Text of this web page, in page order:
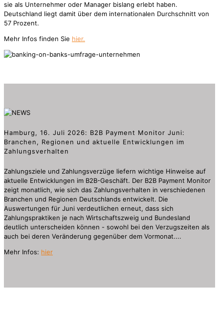
sie als Unternehmer oder Manager bislang erlebt haben.
Deutschland liegt damit über dem internationalen Durchschnitt von
57 Prozent.
Mehr Infos finden Sie hier.
Hamburg, 16. Juli 2026: B2B Payment Monitor Juni:
Branchen, Regionen und aktuelle Entwicklungen im
Zahlungsverhalten
Zahlungsziele und Zahlungsverzüge liefern wichtige Hinweise auf
aktuelle Entwicklungen im B2B-Geschäft. Der B2B Payment Monitor
zeigt monatlich, wie sich das Zahlungsverhalten in verschiedenen
Branchen und Regionen Deutschlands entwickelt. Die
Auswertungen für Juni verdeutlichen erneut, dass sich
Zahlungspraktiken je nach Wirtschaftszweig und Bundesland
deutlich unterscheiden können - sowohl bei den Verzugszeiten als
auch bei deren Veränderung gegenüber dem Vormonat....
Mehr Infos: hier